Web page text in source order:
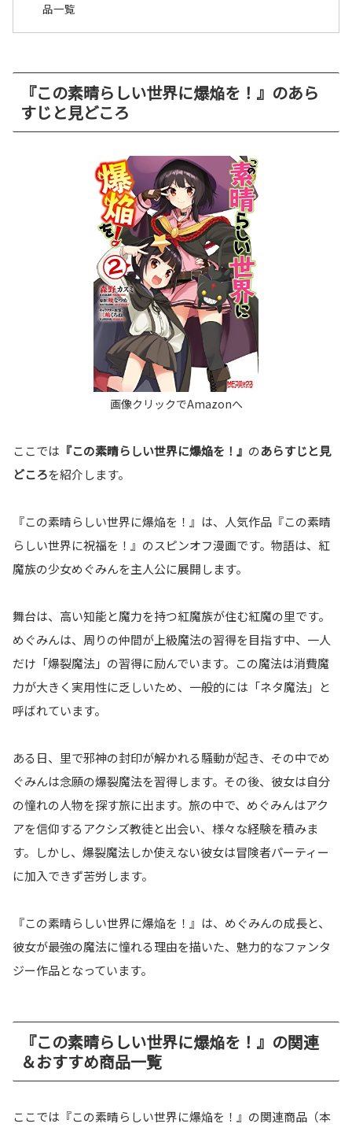
品一覧
『この素晴らしい世界に爆焔を！』のあら
すじと見どころ
ここでは 『この素晴らしい世界に爆焔を！』 のあらすじと見
どころを紹介します。
『この素晴らしい世界に爆焔を！』は、人気作品『この素晴
らしい世界に祝福を！』のスピンオフ漫画です。物語は、紅
魔族の少女めぐみんを主人公に展開します。
舞台は、高い知能と魔力を持つ紅魔族が住む紅魔の里です。
めぐみんは、周りの仲間が上級魔法の習得を目指す中、一人
だけ「爆裂魔法」の習得に励んでいます。この魔法は消費魔
力が大きく実用性に乏しいため、一般的には「ネタ魔法」と
呼ばれています。
ある日、里で邪神の封印が解かれる騒動が起き、その中でめ
ぐみんは念願の爆裂魔法を習得します。その後、彼女は自分
の憧れの人物を探す旅に出ます。旅の中で、めぐみんはアク
アを信仰するアクシズ教徒と出会い、様々な経験を積みま
す。しかし、爆裂魔法しか使えない彼女は冒険者パーティー
に加入できず苦労します。
『この素晴らしい世界に爆焔を！』は、めぐみんの成長と、
彼女が最強の魔法に憧れる理由を描いた、魅力的なファンタ
ジー作品となっています。
『この素晴らしい世界に爆焔を！』の関連
＆おすすめ商品一覧
ここでは『この素晴らしい世界に爆焔を！』の関連商品（本